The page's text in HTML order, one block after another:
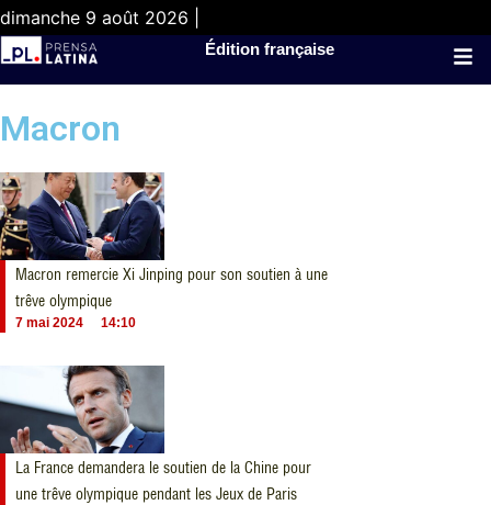
dimanche 9 août 2026 |
Édition française
Macron
Macron remercie Xi Jinping pour son soutien à une
trêve olympique
7 mai 2024 14:10
La France demandera le soutien de la Chine pour
une trêve olympique pendant les Jeux de Paris